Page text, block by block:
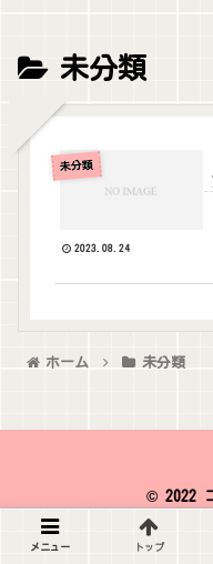
未分類
未分類
2023.08.24
ホーム 未分類
© 2022
メニュー トップ